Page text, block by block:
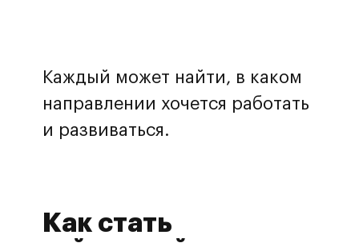
Каждый может найти, в каком
направлении хочется работать
и развиваться.
Как стать